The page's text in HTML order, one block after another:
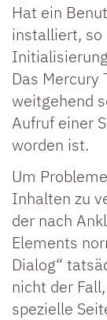
Hat ein
installiert,
Das Mercury
weitgehend
Aufruf einer
worden ist.
Um
Inhalten zu
der nach
Elements
Dialog“
nicht der
spezielle